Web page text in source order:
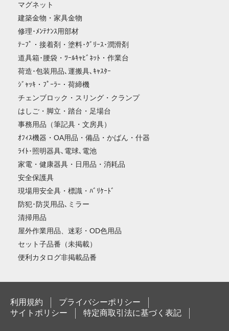
マグネット
建築金物・家具金物
修理･ﾒﾝﾃﾅﾝｽ用部材
ﾃｰﾌﾟ・接着剤・塗料･ｸﾞﾘｰｽ･潤滑剤
道具箱･腰袋・ﾂｰﾙｷｬﾋﾞﾈｯﾄ・作業台
荷造･包装用品､運搬具､ｷｬｽﾀｰ
ｼﾞｬｯｷ・ﾌﾟｰﾗｰ・荷締機
チェンブロック・スリング・クランプ
はしご・脚立・踏台・足場台
事務用品（筆記具・文房具）
ｵﾌｨｽ機器・OA用品・備品・かばん・什器
ﾗｲﾄ･照明器具､電球､電池
家電・健康器具・日用品・消耗品
安全保護具
現場用安全具・標識・ﾊﾞﾘｹｰﾄﾞ
防犯･防災用品､ミラー
清掃用品
屋外作業用品、迷彩・OD色用品
セット子品番（未掲載）
便利カタログ非掲載品番
利用規約
プライバシーポリシー
サイトポリシー
特定商取引法に基づく表記